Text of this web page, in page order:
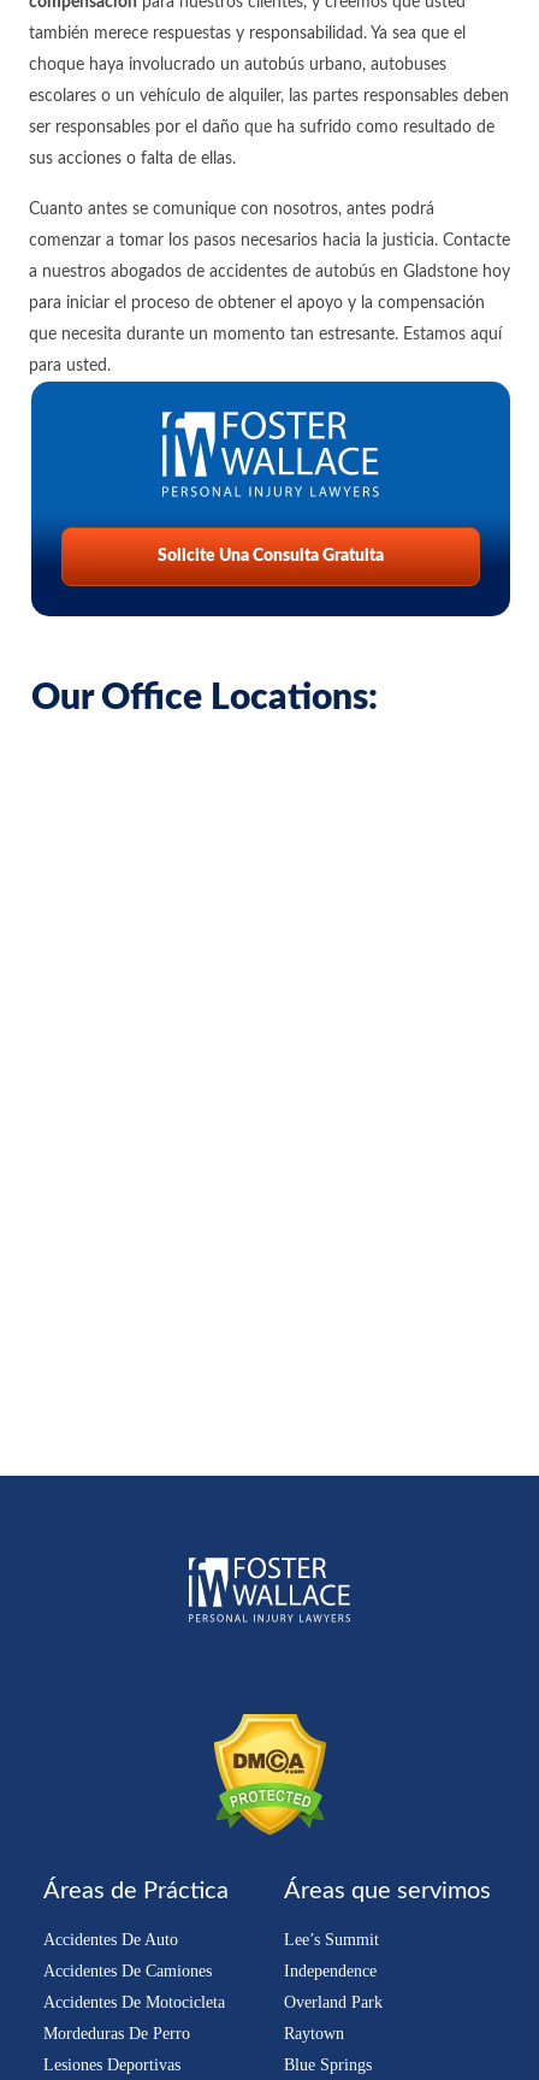
también merece respuestas y responsabilidad. Ya sea que el
choque haya involucrado un autobús urbano, autobuses
escolares o un vehículo de alquiler, las partes responsables deben
ser responsables por el daño que ha sufrido como resultado de
sus acciones o falta de ellas.
Cuanto antes se comunique con nosotros, antes podrá
comenzar a tomar los pasos necesarios hacia la justicia. Contacte
a nuestros abogados de accidentes de autobús en Gladstone hoy
para iniciar el proceso de obtener el apoyo y la compensación
que necesita durante un momento tan estresante. Estamos aquí
para usted.
Solicite Una Consulta Gratuita
Our Office Locations:
Áreas de Práctica
Accidentes De Auto
Accidentes De Camiones
Accidentes De Motocicleta
Mordeduras De Perro
Lesiones Deportivas
Áreas que servimos
Lee’s Summit
Independence
Overland Park
Raytown
Blue Springs